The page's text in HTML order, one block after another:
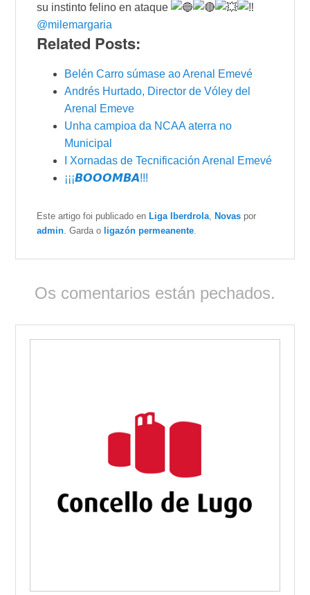
su instinto felino en ataque
@milemargaria
Related Posts:
Belén Carro súmase ao Arenal Emevé
Andrés Hurtado, Director de Vóley del
Arenal Emeve
Unha campioa da NCAA aterra no
Municipal
I Xornadas de Tecnificación Arenal Emevé
¡¡¡𝘽𝙊𝙊𝙊𝙈𝘽𝘼!!!
Este artigo foi publicado enLiga Iberdrola ,Novas por
admin . Garda o ligazón permeanente
Os comentarios están pechados.